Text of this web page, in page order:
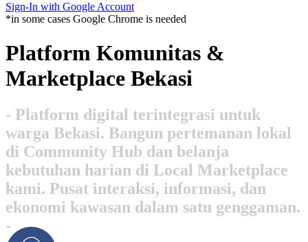
Sign-In with Google Account
*in some cases Google Chrome is needed
Platform Komunitas &
Marketplace Bekasi
- Platform digital terintegrasi untuk
warga Bekasi. Bangun pertemanan lokal
di Community Hub dan belanja
kebutuhan harian di Local Marketplace
kami. Pusat interaksi, informasi, dan
ekonomi kawasan dalam satu genggaman.
-